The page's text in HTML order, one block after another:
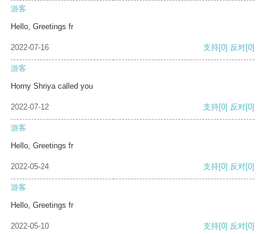
游客
Hello, Greetings fr
2022-07-16 支持[0] 反对[0]
游客
Horny Shriya called you
2022-07-12 支持[0] 反对[0]
游客
Hello, Greetings fr
2022-05-24 支持[0] 反对[0]
游客
Hello, Greetings fr
2022-05-10 支持[0] 反对[0]